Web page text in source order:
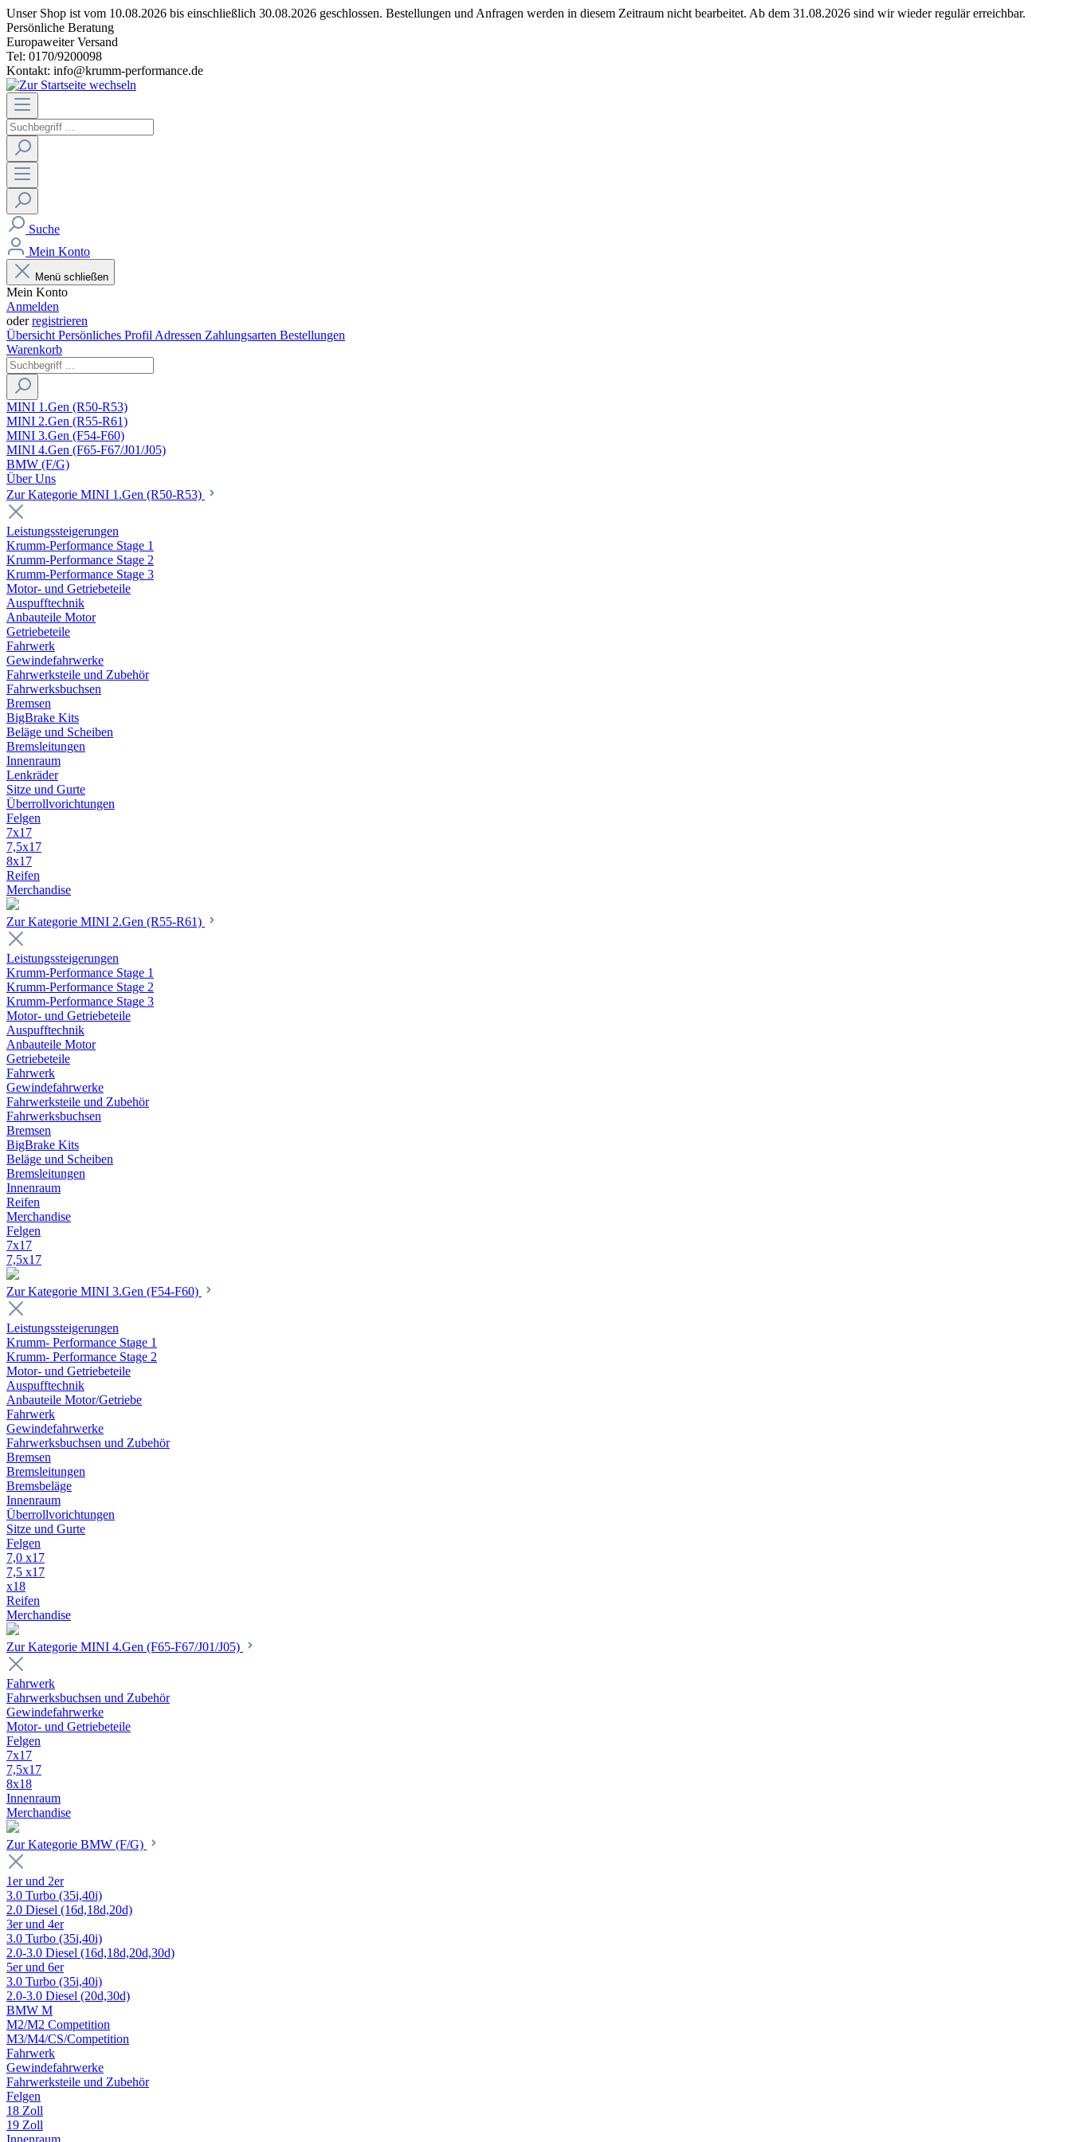
Unser Shop ist vom 10.08.2026 bis einschließlich 30.08.2026 geschlossen. Bestellungen und Anfragen werden in diesem Zeitraum nicht bearbeitet. Ab dem 31.08.2026 sind wir wieder regulär erreichbar.
Persönliche Beratung
Europaweiter Versand
Tel: 0170/9200098
Kontakt: info@krumm-performance.de
Suche
Mein Konto
Menü schließen
Mein Konto
Anmelden
oderregistrieren
Übersicht Persönliches Profil Adressen Zahlungsarten Bestellungen
Warenkorb
MINI 1.Gen (R50-R53)
MINI 2.Gen (R55-R61)
MINI 3.Gen (F54-F60)
MINI 4.Gen (F65-F67/J01/J05)
BMW (F/G)
Über Uns
Zur Kategorie MINI 1.Gen (R50-R53)
Leistungssteigerungen
Krumm-Performance Stage 1
Krumm-Performance Stage 2
Krumm-Performance Stage 3
Motor- und Getriebeteile
Auspufftechnik
Anbauteile Motor
Getriebeteile
Fahrwerk
Gewindefahrwerke
Fahrwerksteile und Zubehör
Fahrwerksbuchsen
Bremsen
BigBrake Kits
Beläge und Scheiben
Bremsleitungen
Innenraum
Lenkräder
Sitze und Gurte
Überrollvorichtungen
Felgen
7x17
7,5x17
8x17
Reifen
Merchandise
Zur Kategorie MINI 2.Gen (R55-R61)
Leistungssteigerungen
Krumm-Performance Stage 1
Krumm-Performance Stage 2
Krumm-Performance Stage 3
Motor- und Getriebeteile
Auspufftechnik
Anbauteile Motor
Getriebeteile
Fahrwerk
Gewindefahrwerke
Fahrwerksteile und Zubehör
Fahrwerksbuchsen
Bremsen
BigBrake Kits
Beläge und Scheiben
Bremsleitungen
Innenraum
Reifen
Merchandise
Felgen
7x17
7,5x17
Zur Kategorie MINI 3.Gen (F54-F60)
Leistungssteigerungen
Krumm- Performance Stage 1
Krumm- Performance Stage 2
Motor- und Getriebeteile
Auspufftechnik
Anbauteile Motor/Getriebe
Fahrwerk
Gewindefahrwerke
Fahrwerksbuchsen und Zubehör
Bremsen
Bremsleitungen
Bremsbeläge
Innenraum
Überrollvorichtungen
Sitze und Gurte
Felgen
7,0 x17
7,5 x17
x18
Reifen
Merchandise
Zur Kategorie MINI 4.Gen (F65-F67/J01/J05)
Fahrwerk
Fahrwerksbuchsen und Zubehör
Gewindefahrwerke
Motor- und Getriebeteile
Felgen
7x17
7,5x17
8x18
Innenraum
Merchandise
Zur Kategorie BMW (F/G)
1er und 2er
3.0 Turbo (35i,40i)
2.0 Diesel (16d,18d,20d)
3er und 4er
3.0 Turbo (35i,40i)
2.0-3.0 Diesel (16d,18d,20d,30d)
5er und 6er
3.0 Turbo (35i,40i)
2.0-3.0 Diesel (20d,30d)
BMW M
M2/M2 Competition
M3/M4/CS/Competition
Fahrwerk
Gewindefahrwerke
Fahrwerksteile und Zubehör
Felgen
18 Zoll
19 Zoll
Innenraum